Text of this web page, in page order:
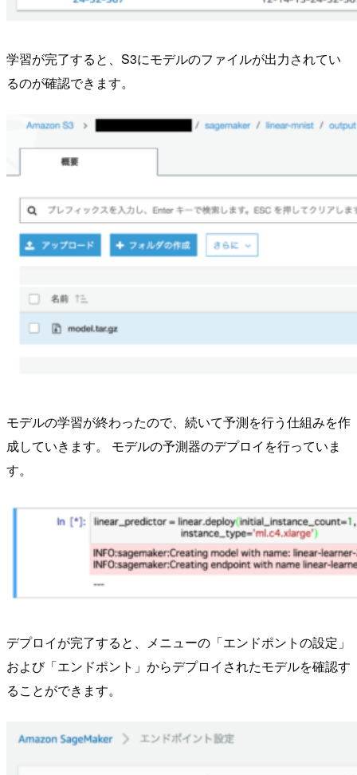
学習が完了すると、S3にモデルのファイルが出力されてい
るのが確認できます。
モデルの学習が終わったので、続いて予測を行う仕組みを作
成していきます。 モデルの予測器のデプロイを行っていま
す。
デプロイが完了すると、メニューの「エンドポントの設定」
および「エンドポント」からデプロイされたモデルを確認す
ることができます。